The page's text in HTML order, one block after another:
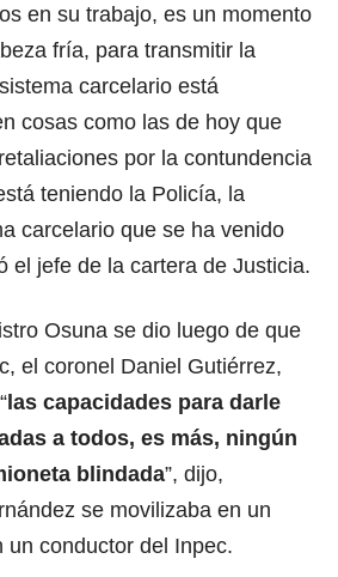
en su trabajo, es un momento
fría, para transmitir la
carcelario está
cosas como las de hoy que
por la contundencia
teniendo la Policía, la
carcelario que se ha venido
el jefe de la cartera de Justicia.
Osuna se dio luego de que
el coronel Daniel Gutiérrez,
las capacidades para darle
a todos, es más, ningún
blindada”, dijo,
se movilizaba en un
un conductor del Inpec.